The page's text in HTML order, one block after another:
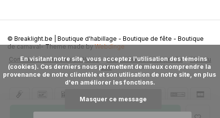
Conditions Generales de Vente Protection de la vie privée
Plan du
site
© Breaklight.be | Boutique d'habillage - Boutique de fête - Boutique
de carnaval- Theme made byWebdinge
      En visitant notre site, vous acceptez l'utilisation des témoins
(cookies). Ces derniers nous permettent de mieux comprendre la
provenance de notre clientèle et son utilisation de notre site, en plus
d'en améliorer les fonctions.
Masquer ce message